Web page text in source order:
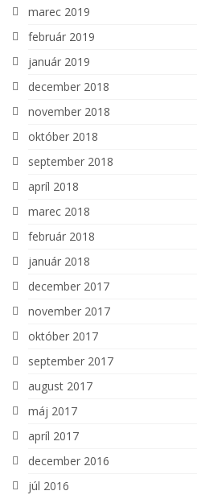
marec 2019
február 2019
január 2019
december 2018
november 2018
október 2018
september 2018
apríl 2018
marec 2018
február 2018
január 2018
december 2017
november 2017
október 2017
september 2017
august 2017
máj 2017
apríl 2017
december 2016
júl 2016